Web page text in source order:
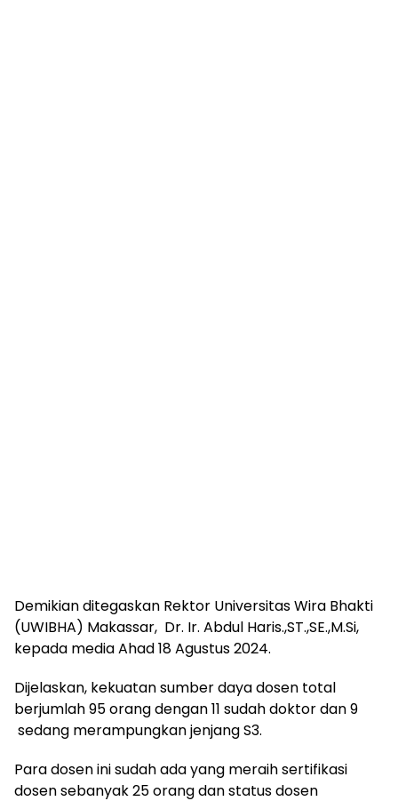
Demikian ditegaskan Rektor Universitas Wira Bhakti
(UWIBHA) Makassar, Dr. Ir. Abdul Haris.,ST.,SE.,M.Si,
kepada media Ahad 18 Agustus 2024.
Dijelaskan, kekuatan sumber daya dosen total
berjumlah 95 orang dengan 11 sudah doktor dan 9
sedang merampungkan jenjang S3.
Para dosen ini sudah ada yang meraih sertifikasi
dosen sebanyak 25 orang dan status dosen